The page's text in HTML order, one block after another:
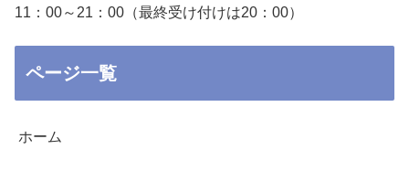
11：00～21：00（最終受け付けは20：00）
ページ一覧
ホーム